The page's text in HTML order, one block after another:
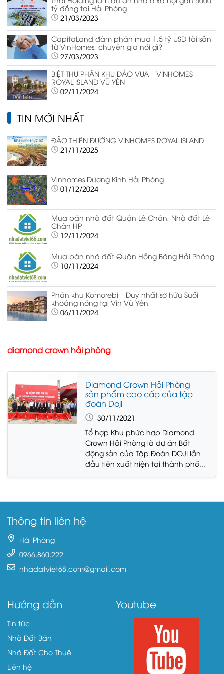
tỷ đồng tại Hải Phòng
21/03/2023
CapitaLand đàm phán mua 1,5 tỷ USD tài sản
từ VinHomes, chuyên gia nói gì?
27/03/2023
BIỆT THỰ PHÂN KHU ĐẢO VUA – VINHOMES
ROYAL ISLAND VŨ YÊN
02/11/2024
TIN MỚI NHẤT
ĐẢO THIÊN ĐƯỜNG VINHOMES ROYAL ISLAND
21/11/2025
Vinhomes Dương Kinh Hải Phòng
01/12/2024
Mua bán nhà đất Quận Lê Chân, Nhà đất Lê
Chân HP
12/11/2024
Mua bán nhà đất Quận Hồng Bàng Hải Phòng
10/11/2024
Phân khu Komorebi – Duy nhất sở hữu Suối
khoáng nóng tại Vin Vũ Yên
06/11/2024
diamond crown hải phòng
Diamond Crown Hải Phòng –
sản phẩm cao cấp của tập
đoàn Doji
30/11/2021
Tổ hợp Khu phức hợp Diamond
Crown Hải Phòng là dự án Bất
động sản của Tập Đoàn DOJI lần
đầu tiên xuất hiện tại thành phố...
Thông tin liên hệ
Hải Phòng
0966.860.222
nhadatviet68.com@gmail.com
Hướng dẫn
Tin tức
Nhà Đất Bán
Nhà Đất Cho Thuê
Liên hệ
Youtube